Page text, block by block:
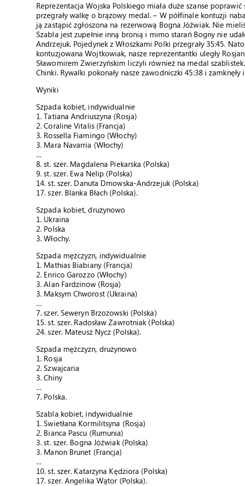
Reprezentacja Wojska Polskiego miała duże szanse
przegrały walkę o brązowy medal. – W półfinale kontuzji
ją zastąpić zgłoszona na rezerwową Bogna Jóźwiak. Nie
Szabla jest zupełnie inną bronią i mimo starań Bogny nie
Andrzejuk. Pojedynek z Włoszkami Polki przegrały 35:45.
kontuzjowana Wojtkowiak, nasze reprezentantki uległy
Sławomirem Zwierzyńskim liczyli również na medal
Chinki. Rywalki pokonały nasze zawodniczki 45:38 i
Wyniki
Szpada kobiet, indywidualnie
1. Tatiana Andriuszyna (Rosja)
2. Coraline Vitalis (Francja)
3. Rossella Fiamingo (Włochy)
3. Mara Navarria (Włochy)
…
8. st. szer. Magdalena Piekarska (Polska)
9. st. szer. Ewa Nelip (Polska)
14. st. szer. Danuta Dmowska-Andrzejuk (Polska)
17. szer. Blanka Błach (Polska).
Szpada kobiet, drużynowo
1. Ukraina
2. Polska
3. Włochy.
Szpada mężczyzn, indywidualnie
1. Mathias Biabiany (Francja)
2. Enrico Garozzo (Włochy)
3. Alan Fardzinow (Rosja)
3. Maksym Chworost (Ukraina)
…
7. szer. Seweryn Brzozowski (Polska)
15. st. szer. Radosław Zawrotniak (Polska)
24. szer. Mateusz Nycz (Polska).
Szpada mężczyzn, drużynowo
1. Rosja
2. Szwajcaria
3. Chiny
…
7. Polska.
Szabla kobiet, indywidualnie
1. Swietłana Kormilitsyna (Rosja)
2. Bianca Pascu (Rumunia)
3. st. szer. Bogna Jóźwiak (Polska)
3. Manon Brunet (Francja)
…
10. st. szer. Katarzyna Kędziora (Polska)
17. szer. Angelika Wątor (Polska).